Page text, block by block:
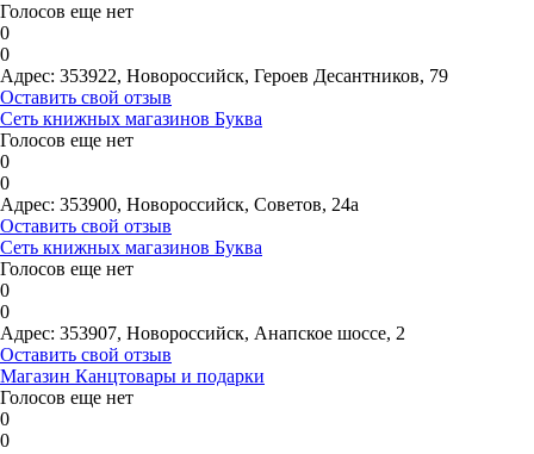
Голосов еще нет
0
0
Адрес: 353922, Новороссийск, Героев Десантников, 79
Оставить свой отзыв
Сеть книжных магазинов Буква
Голосов еще нет
0
0
Адрес: 353900, Новороссийск, Советов, 24а
Оставить свой отзыв
Сеть книжных магазинов Буква
Голосов еще нет
0
0
Адрес: 353907, Новороссийск, Анапское шоссе, 2
Оставить свой отзыв
Магазин Канцтовары и подарки
Голосов еще нет
0
0